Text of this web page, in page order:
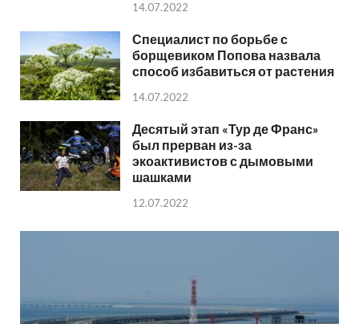
14.07.2022
Специалист по борьбе с
борщевиком Попова назвала
способ избавиться от растения
14.07.2022
Десятый этап «Тур де Франс»
был прерван из-за
экоактивистов с дымовыми
шашками
12.07.2022